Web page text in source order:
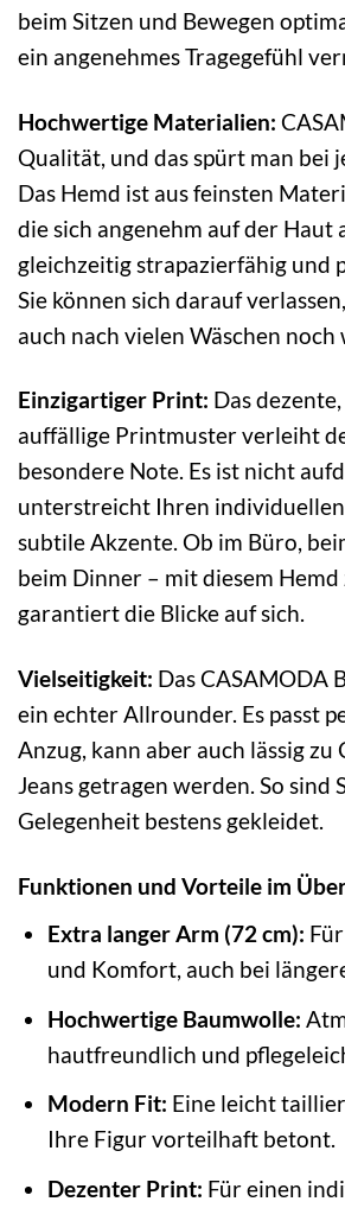
beim Sitzen und Bewegen
ein angenehmes Tragegefühl
Hochwertige Materialien:
Qualität, und das spürt man bei
Das Hemd ist aus feinsten
die sich angenehm auf der Haut
gleichzeitig strapazierfähig und
Sie können sich darauf
auch nach vielen Wäschen noch
Einzigartiger Print: Das
auffällige Printmuster verleiht
besondere Note. Es ist nicht
unterstreicht Ihren
subtile Akzente. Ob im Büro,
beim Dinner – mit diesem Hemd
garantiert die Blicke auf sich.
Vielseitigkeit: Das CASAMODA
ein echter Allrounder. Es passt
Anzug, kann aber auch lässig zu
Jeans getragen werden. So sind
Gelegenheit bestens gekleidet.
Funktionen und Vorteile im
Extra langer Arm (72 cm):
und Komfort, auch bei
Hochwertige Baumwolle:
hautfreundlich und
Modern Fit: Eine leicht
Ihre Figur vorteilhaft betont.
Dezenter Print: Für einen